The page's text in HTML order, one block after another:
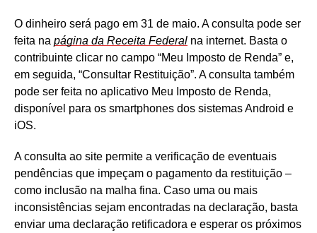
O dinheiro será pago em 31 de maio. A consulta pode ser
feita na página da Receita Federal na internet. Basta o
contribuinte clicar no campo “Meu Imposto de Renda” e,
em seguida, “Consultar Restituição”. A consulta também
pode ser feita no aplicativo Meu Imposto de Renda,
disponível para os smartphones dos sistemas Android e
iOS.
A consulta ao site permite a verificação de eventuais
pendências que impeçam o pagamento da restituição –
como inclusão na malha fina. Caso uma ou mais
inconsistências sejam encontradas na declaração, basta
enviar uma declaração retificadora e esperar os próximos